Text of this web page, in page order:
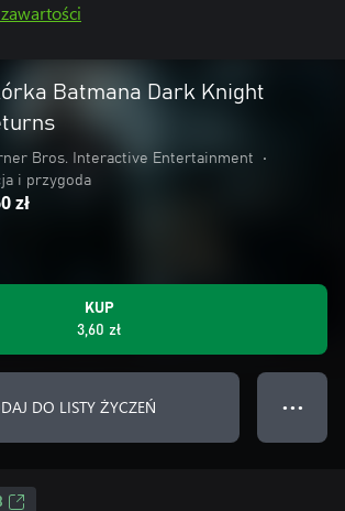
Batmana Dark Knight
Bros. Interactive Entertainment
•
i przygoda
zł
KUP
3,60 zł
DO LISTY ŻYCZEŃ ● ● ●